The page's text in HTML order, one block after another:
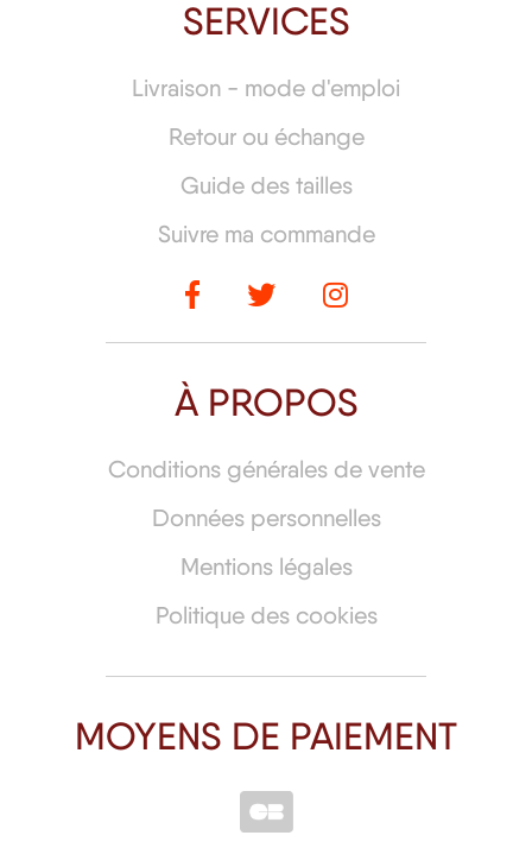
SERVICES
Livraison - mode d'emploi
Retour ou échange
Guide des tailles
Suivre ma commande
À PROPOS
Conditions générales de vente
Données personnelles
Mentions légales
Politique des cookies
MOYENS DE PAIEMENT